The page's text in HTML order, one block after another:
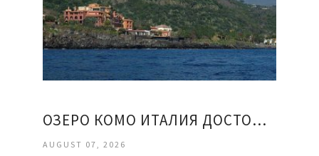
ОЗЕРО КОМО ИТАЛИЯ ДОСТОПРИМЕЧАТЕЛЬНОСТИ ОТЗЫВЫ
AUGUST 07, 2026